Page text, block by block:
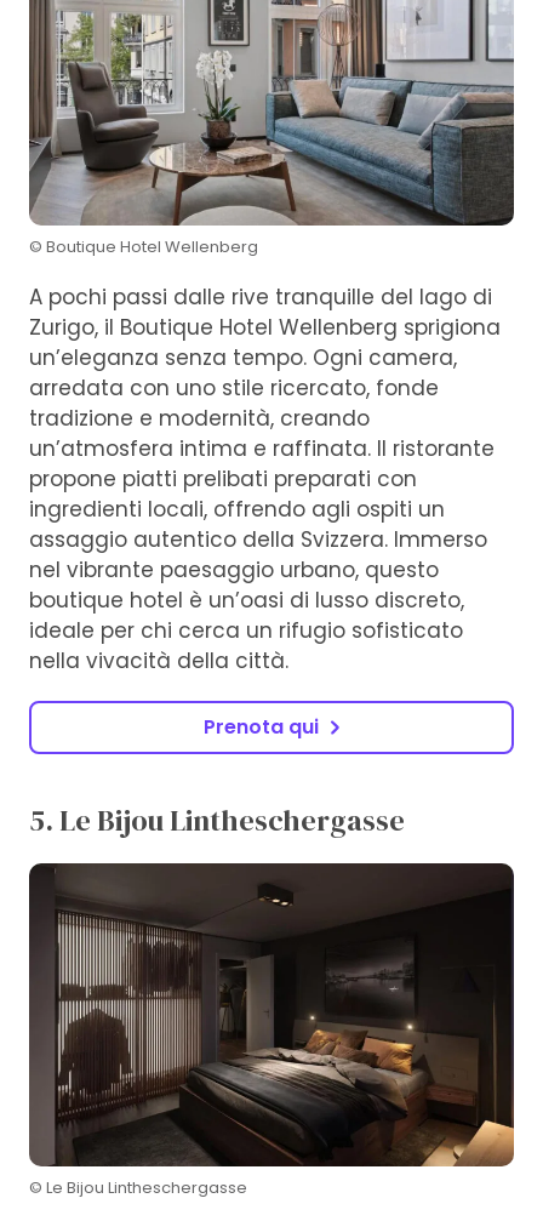
© Boutique Hotel Wellenberg
A pochi passi dalle rive tranquille del lago di
Zurigo, il Boutique Hotel Wellenberg sprigiona
un’eleganza senza tempo. Ogni camera,
arredata con uno stile ricercato, fonde
tradizione e modernità, creando
un’atmosfera intima e raffinata. Il ristorante
propone piatti prelibati preparati con
ingredienti locali, offrendo agli ospiti un
assaggio autentico della Svizzera. Immerso
nel vibrante paesaggio urbano, questo
boutique hotel è un’oasi di lusso discreto,
ideale per chi cerca un rifugio sofisticato
nella vivacità della città.
Prenota qui
5. Le Bijou Lintheschergasse
© Le Bijou Lintheschergasse